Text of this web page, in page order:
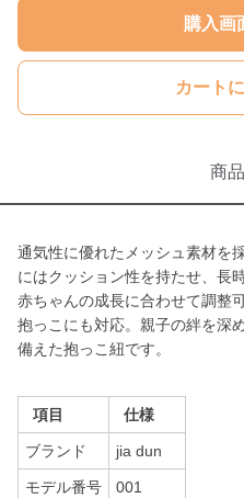
購入画
カート
商
通気性に優れたメッシュ素材を
にはクッション性を持たせ、長
赤ちゃんの成長に合わせて調整
抱っこにも対応。親子の絆を深
備えた抱っこ紐です。
項目 仕様
ブランド jia dun
モデル番号 001